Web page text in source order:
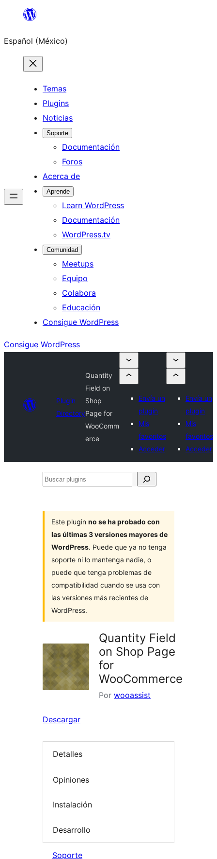
Saltar
contenido
Español (México)
Temas
Plugins
Noticias
Soporte
Documentación
Foros
Acerca de
Aprende
Learn WordPress
Documentación
WordPress.tv
Comunidad
Meetups
Equipo
Colabora
Educación
Consigue WordPress
Consigue WordPress
Plugin
Directory
Quantity
Field on
Shop
Page for
WooComm
erce
Envía un
plugin
Mis
favoritos
Acceder
Envía un
plugin
Mis
favoritos
Acceder
Buscar
Este plugin no se ha probado con
las últimas 3 versiones mayores de
WordPress. Puede que ya no tenga
soporte ni lo mantenga nadie, o
puede que tenga problemas de
compatibilidad cuando se usa con
las versiones más recientes de
WordPress.
Quantity Field
on Shop Page
for
WooCommerce
Por wooassist
Descargar
Detalles
Opiniones
Instalación
Desarrollo
Soporte